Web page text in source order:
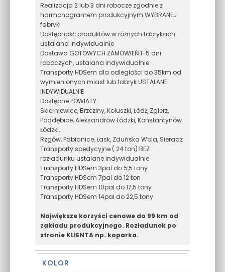
Realizacja 2 lub 3 dni robocze zgodnie z
harmonogramem produkcyjnym WYBRANEJ
fabryki
Dostępność produktów w różnych fabrykach
ustalana indywidualnie
Dostawa GOTOWYCH ZAMÓWIEŃ 1-5 dni
roboczych, ustalana indywidualnie
Transporty HDSem dla odległości do 35km od
wymienionych miast lub fabryk USTALANE
INDYWIDUALNIE
Dostępne POWIATY:
Skierniewice, Brzeziny, Koluszki, Łódż, Zgierz,
Poddębice, Aleksandrów Łódzki, Konstantynów
Łódzki,
Rzgów, Pabianice, Łask, Zduńska Wola, Sieradz
Transporty spedycyjne ( 24 ton) BEZ
rozładunku ustalane indywidualnie
Transporty HDSem 3pal do 5,5 tony
Transporty HDSem 7pal do 12 ton
Transporty HDSem 10pal do 17,5 tony
Transporty HDSem 14pal do 22,5 tony
Największe korzyści cenowe do 99 km od
zakładu produkcyjnego. Rozładunek po
stronie KLIENTA np. koparka.
KOLOR